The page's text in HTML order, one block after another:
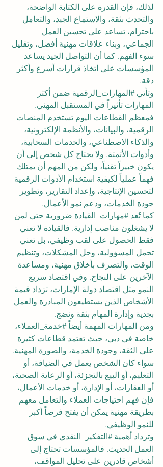
لذلك، فإن القدرة على الكتابة الواضحة،
والتحدث بثقة، والاستماع الجيد، والتعامل
باحترام، تساعد على تحسين العمل
الجماعي، وبناء علاقات مهنية أفضل، وتقليل
سوء الفهم. كما أن التواصل الجيد يساعد
المؤسسات على اتخاذ قرارات أسرع وأكثر
دقة.
وتأتي #المهارات_الرقمية ضمن أكثر
المهارات تأثيراً في المستقبل المهني.
فمعظم القطاعات اليوم تستخدم المنصات
الرقمية، والبيانات، والأنظمة الإلكترونية،
والذكاء الاصطناعي، والخدمات السحابية،
وأدوات الأتمتة. ولا يحتاج كل شخص إلى أن
يكون خبيراً تقنياً، ولكن من المهم أن يمتلك
فهماً عملياً لكيفية استخدام الأدوات الرقمية
لتحسين الإنتاجية، وإعداد التقارير، وتطوير
جودة الخدمات، ودعم نمو الأعمال.
كما تُعد #مهارات_القيادة ضرورية حتى لمن
لا يشغلون مناصب إدارية. فالقيادة لا تعني
فقط الحصول على لقب وظيفي، بل تعني
تحمل المسؤولية، وحل المشكلات، وتنظيم
الوقت، والتصرف بأخلاق مهنية، ومساعدة
الآخرين على النجاح. وفي اقتصاد سريع
النمو مثل اقتصاد دولة الإمارات، تزداد قيمة
الأشخاص الذين يستطيعون المبادرة والعمل
بجدية وإدارة المهام بثقة ونضج.
ومن المهارات المهمة أيضاً #خدمة_العملاء،
خاصة في دبي، حيث تعتمد قطاعات كثيرة
على الثقة، وجودة الخدمة، والصورة المهنية.
سواء كان الشخص يعمل في الضيافة، أو
التعليم، أو البيع بالتجزئة، أو الرعاية الصحية،
أو العقارات، أو الإدارة، أو خدمات الأعمال،
فإن فهم احتياجات العملاء والتعامل معهم
بطريقة مهنية يمكن أن يفتح فرصاً أكبر
للنمو الوظيفي.
وتزداد أهمية #التفكير_النقدي في سوق
العمل الحديث. فالمؤسسات تحتاج إلى
أشخاص قادرين على تحليل المواقف،